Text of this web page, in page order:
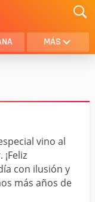
MÁS
HIJO
ESPOSO
vino al
con ilusión y
más años de